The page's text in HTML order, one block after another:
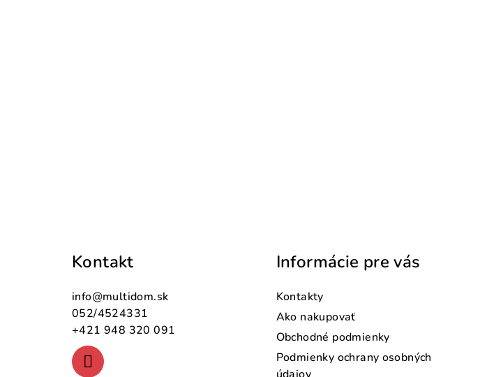
Kontakt
info@multidom.sk
052/4524331
+421 948 320 091
Informácie pre vás
Kontakty
Ako nakupovať
Obchodné podmienky
Podmienky ochrany osobných